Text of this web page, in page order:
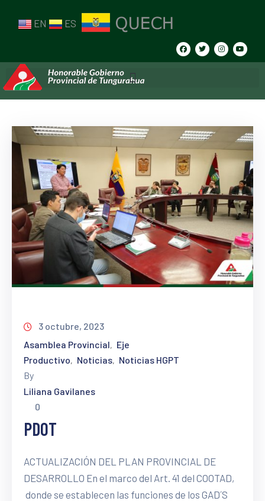
EN ES
3 octubre, 2023
Asamblea Provincial‚ Eje
Productivo‚ Noticias‚ Noticias HGPT
By
Liliana Gavilanes
0
PDOT
ACTUALIZACIÓN DEL PLAN PROVINCIAL DE
DESARROLLO En el marco del Art. 41 del COOTAD,
donde se establecen las funciones de los GAD´S